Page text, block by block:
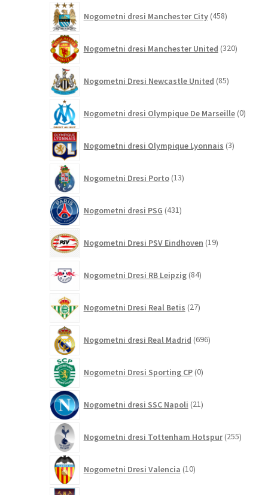
Nogometni dresi Manchester City 458izdelkov
Nogometni dresi Manchester United 320izdelkov
Nogometni Dresi Newcastle United 85izdelkov
Nogometni dresi Olympique De Marseille 0
Nogometni dresi Olympique Lyonnais 3izdelki
Nogometni Dresi Porto 13izdelkov
Nogometni dresi PSG 431izdelkov
Nogometni Dresi PSV Eindhoven 19izdelkov
Nogometni Dresi RB Leipzig 84izdelkov
Nogometni Dresi Real Betis 27izdelkov
Nogometni dresi Real Madrid 696izdelkov
Nogometni Dresi Sporting CP 0izdelkov
Nogometni dresi SSC Napoli 21izdelkov
Nogometni dresi Tottenham Hotspur 255
Nogometni Dresi Valencia 10izdelkov